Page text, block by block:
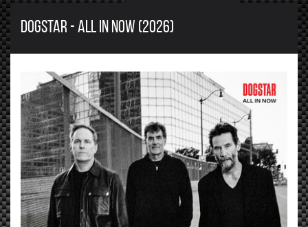
Зарубежный рок
Single
Рок альбомы
DOGSTAR - ALL IN NOW (2026)